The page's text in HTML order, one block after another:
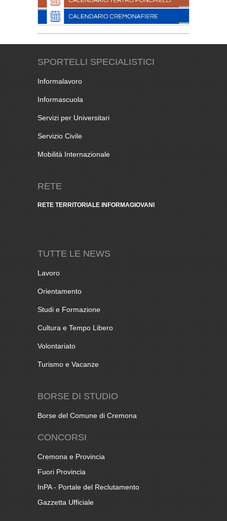
SPORTELLI SPECIALISTICI
Informalavoro
Informascuola
Servizi per Universitari
Servizio Civile
Mobilità Internazionale
RETE
RETE TERRITORIALE INFORMAGIOVANI
TUTTE LE NEWS
Lavoro
Orientamento
Studi e Formazione
Cultura e Tempo Libero
Volontariato
Turismo e Vacanze
BORSE DI STUDIO
Borse del Comune di Cremona
CONCORSI
Cremona e Provincia
Fuori Provincia
InPA - Portale del Reclutamento
Gazzetta Ufficiale